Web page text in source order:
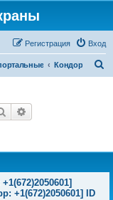
Вход
Регистрация
Кондор
Поиск
+1(672)2050601] ID